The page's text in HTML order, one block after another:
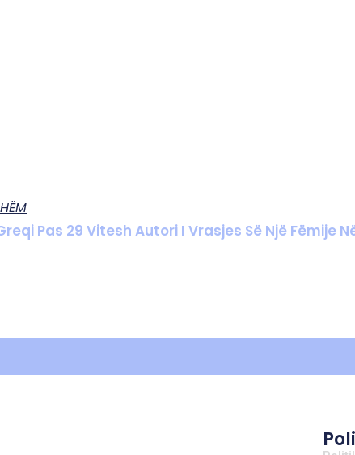
Pas 29 Vitesh Autori I Vrasjes Së Një Fëmije